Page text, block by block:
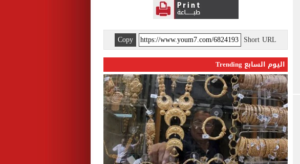
Short URL
Copy
اليوم السابع Trending